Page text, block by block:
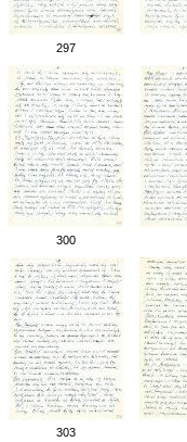
297
300
303